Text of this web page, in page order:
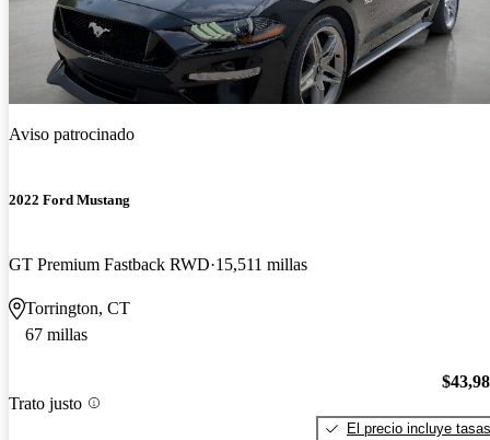
Aviso patrocinado
2022 Ford Mustang
GT Premium Fastback RWD 15,511 millas
Torrington, CT
67 millas
Trato justo
El precio incluye tasas